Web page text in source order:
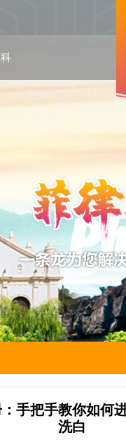
手把手教你如何
洗白